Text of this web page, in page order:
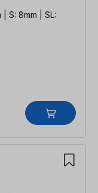
| S: 8mm | SL: